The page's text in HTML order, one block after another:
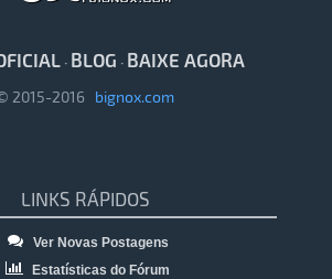
· BLOG · BAIXE AGORA
2015-2016 bignox.com
LINKS RÁPIDOS
Ver Novas Postagens
Estatísticas do Fórum